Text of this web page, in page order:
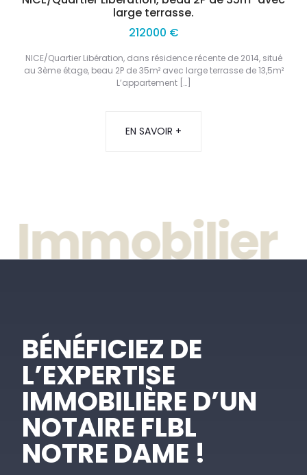
large terrasse.
212000 €
NICE/Quartier Libération, dans résidence récente de 2014, situé
au 3ème étage, beau 2P de 35m² avec large terrasse de 13,5m²
L’appartement […]
EN SAVOIR +
Immobilier
BÉNÉFICIEZ DE
L’EXPERTISE
IMMOBILIÈRE D’UN
NOTAIRE FLBL
NOTRE DAME !